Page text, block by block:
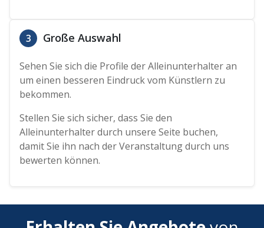
3 Große Auswahl
Sehen Sie sich die Profile der Alleinunterhalter an
um einen besseren Eindruck vom Künstlern zu
bekommen.
Stellen Sie sich sicher, dass Sie den
Alleinunterhalter durch unsere Seite buchen,
damit Sie ihn nach der Veranstaltung durch uns
bewerten können.